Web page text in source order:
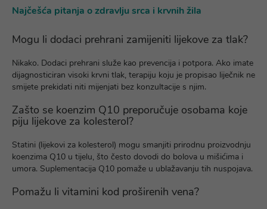
Najčešća pitanja o zdravlju srca i krvnih žila
Mogu li dodaci prehrani zamijeniti lijekove za tlak?
Nikako. Dodaci prehrani služe kao prevencija i potpora. Ako imate
dijagnosticiran visoki krvni tlak, terapiju koju je propisao liječnik ne
smijete prekidati niti mijenjati bez konzultacije s njim.
Zašto se koenzim Q10 preporučuje osobama koje
piju lijekove za kolesterol?
Statini (lijekovi za kolesterol) mogu smanjiti prirodnu proizvodnju
koenzima Q10 u tijelu, što često dovodi do bolova u mišićima i
umora. Suplementacija Q10 pomaže u ublažavanju tih nuspojava.
Pomažu li vitamini kod proširenih vena?